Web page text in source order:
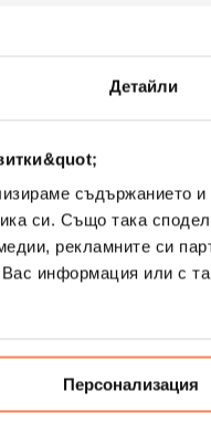
Детайли
съдържанието
си. Също така
рекламните си
информация или с
Персонализация